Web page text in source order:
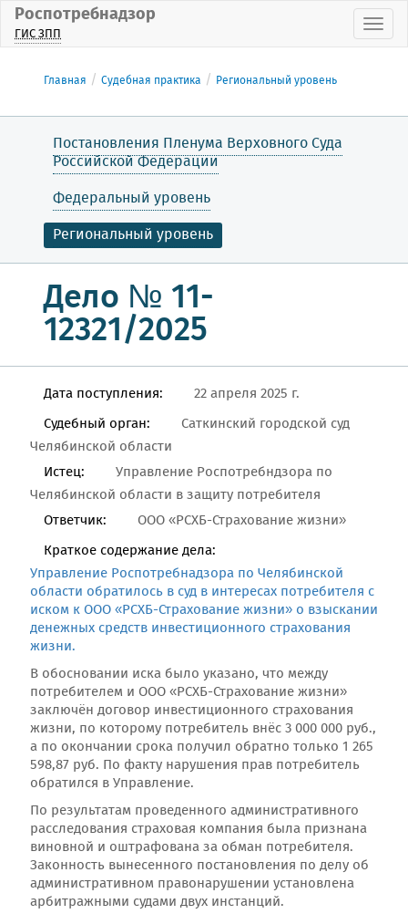
Роспотребнадзор
ГИС ЗПП
Главная Судебная практика Региональный уровень
Постановления Пленума Верховного Суда
Российской Федерации
Федеральный уровень
Региональный уровень
Дело № 11-
12321/2025
Дата поступления:
22 апреля 2025 г.
Судебный орган:
Саткинский городской суд
Челябинской области
Истец:
Управление Роспотребндзора по
Челябинской области в защиту потребителя
Ответчик:
ООО «РСХБ-Страхование жизни»
Краткое содержание дела:
Управление Роспотребнадзора по Челябинской
области обратилось в суд в интересах потребителя с
иском к ООО «РСХБ-Страхование жизни» о взыскании
денежных средств инвестиционного страхования
жизни.
В обосновании иска было указано, что между
потребителем и ООО «РСХБ-Страхование жизни»
заключён договор инвестиционного страхования
жизни, по которому потребитель внёс 3 000 000 руб.,
а по окончании срока получил обратно только 1 265
598,87 руб. По факту нарушения прав потребитель
обратился в Управление.
По результатам проведенного административного
расследования страховая компания была признана
виновной и оштрафована за обман потребителя.
Законность вынесенного постановления по делу об
административном правонарушении установлена
арбитражными судами двух инстанций.